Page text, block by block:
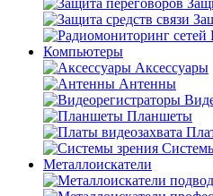
Компьютеры
Аксессуары
Антенны
Планшеты
Металлоискатели